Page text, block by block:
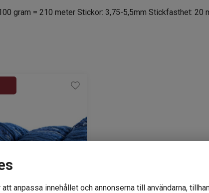
anpassa innehållet och annonserna till användarna,
gram = 210 meter Stickor: 3,75-5,5mm Stickfasthet: 20